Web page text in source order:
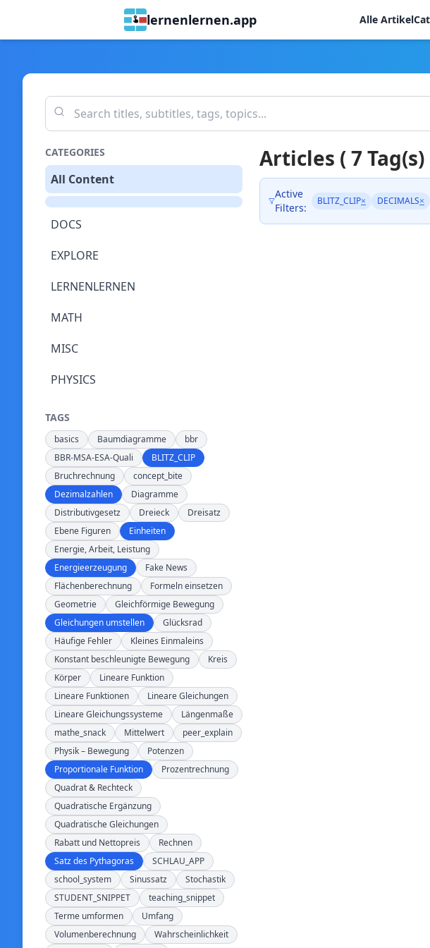
lernenlernen.app Alle Artikel
CATEGORIES
All Content
DOCS
EXPLORE
LERNENLERNEN
MATH
MISC
PHYSICS
TAGS
basics Baumdiagramme
bbr
BBR-MSA-ESA-Quali
BLITZ_CLIP
Bruchrechnung
concept_bite
Dezimalzahlen
Diagramme
Distributivgesetz
Dreieck
Dreisatz
Ebene Figuren
Einheiten
Energie, Arbeit, Leistung
Energieerzeugung
Fake News
Flächenberechnung
Formeln einsetzen
Geometrie
Gleichförmige Bewegung
Gleichungen umstellen
Glücksrad
Häufige Fehler
Kleines Einmaleins
Konstant beschleunigte Bewegung
Kreis
Körper
Lineare Funktion
Lineare Funktionen
Lineare Gleichungen
Lineare Gleichungssysteme
Längenmaße
mathe_snack
Mittelwert
peer_explain
Physik – Bewegung
Potenzen
Proportionale Funktion
Prozentrechnung
Quadrat & Rechteck
Quadratische Ergänzung
Quadratische Gleichungen
Rabatt und Nettopreis
Rechnen
Satz des Pythagoras
SCHLAU_APP
school_system
Sinussatz
Stochastik
STUDENT_SNIPPET
teaching_snippet
Terme umformen
Umfang
Volumenberechnung
Wahrscheinlichkeit
Articles ( 7 Tag(s)
Active
Filters:
BLITZ_CLIP× DECIMALS×